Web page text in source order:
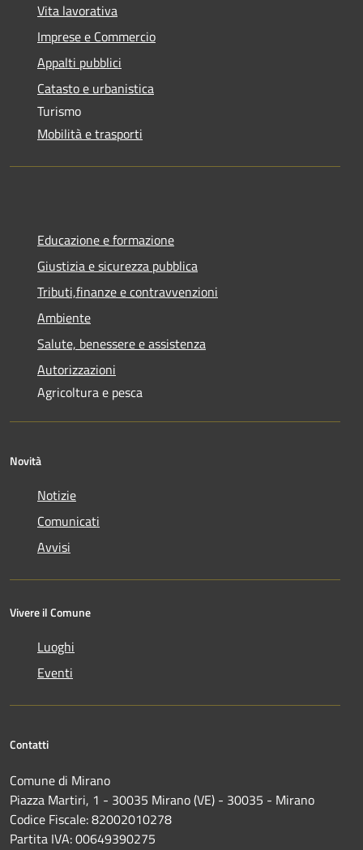
Vita lavorativa
Imprese e Commercio
Appalti pubblici
Catasto e urbanistica
Turismo
Mobilità e trasporti
Educazione e formazione
Giustizia e sicurezza pubblica
Tributi,finanze e contravvenzioni
Ambiente
Salute, benessere e assistenza
Autorizzazioni
Agricoltura e pesca
Novità
Notizie
Comunicati
Avvisi
Vivere il Comune
Luoghi
Eventi
Contatti
Comune di Mirano
Piazza Martiri, 1 - 30035 Mirano (VE) - 30035 - Mirano
Codice Fiscale: 82002010278
Partita IVA: 00649390275